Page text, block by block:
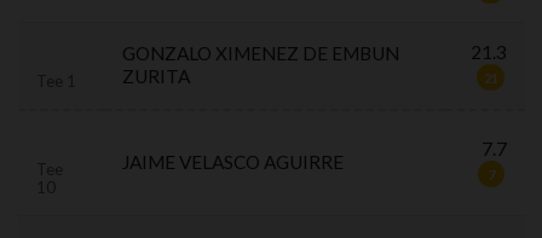
GONZALO XIMENEZ DE EMBUN
ZURITA
21.3
21
JAIME VELASCO AGUIRRE
7.7
7